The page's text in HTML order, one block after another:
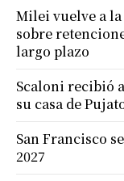
Milei vuelve a la
sobre
largo plazo
Scaloni recibió
su casa de
San Francisco
2027